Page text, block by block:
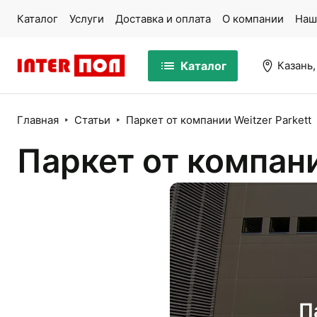
Каталог Услуги Доставка и оплата О компании
Каталог
Главная Статьи Паркет от компании Weitzer Parkett
Паркет от